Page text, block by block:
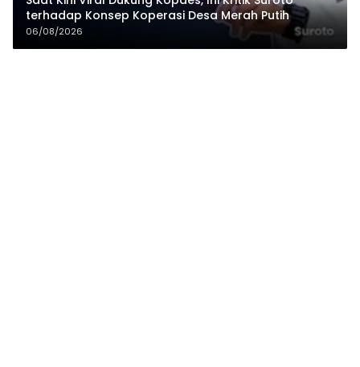
terhadap Konsep Koperasi Desa Merah Putih
06/08/2026